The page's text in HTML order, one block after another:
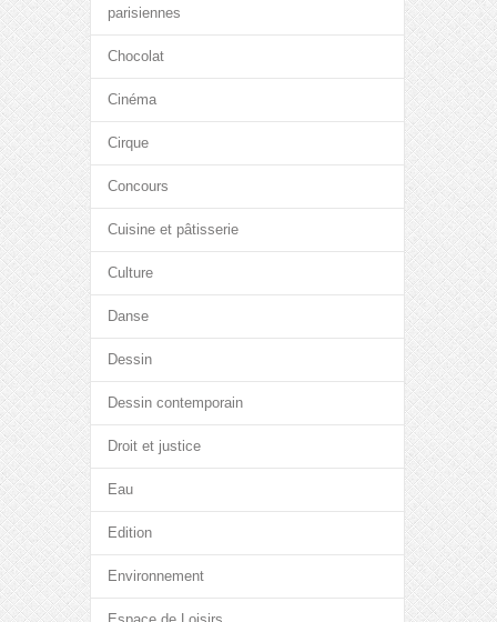
parisiennes
Chocolat
Cinéma
Cirque
Concours
Cuisine et pâtisserie
Culture
Danse
Dessin
Dessin contemporain
Droit et justice
Eau
Edition
Environnement